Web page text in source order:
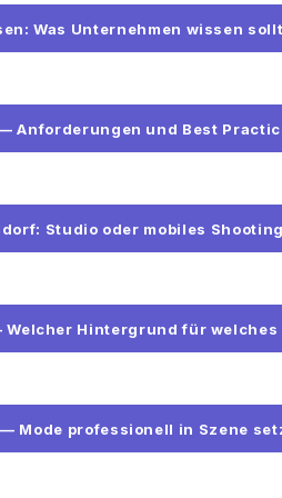
Was Unternehmen wissen
Anforderungen und Best
Studio oder mobiles Shooting
Hintergrund für welches
Mode professionell in Szene